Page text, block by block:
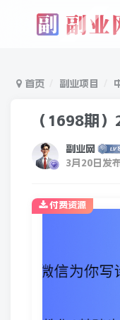
首页 副业项目
（1698期
副业网
3月20日发
付费资源